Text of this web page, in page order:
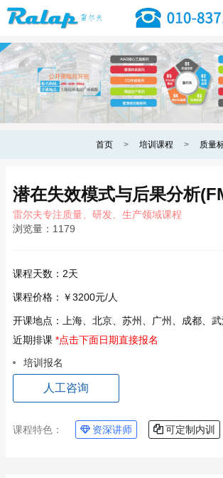
首页 > 培训课程 > 质量
潜在失效模式与后果分析
雷尔夫专注质量、研发、生产领域课程
浏览量： 1179
课程天数： 2天
课程价格： ￥3200元/人
开课地点：
上海、北京、苏州、广州、成都、
近期排课 *点击下面日期直接报名
培训报名
人工咨询
课程特色： 资深讲师 可定制内训